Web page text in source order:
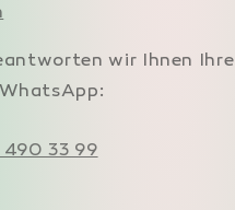
wir Ihnen Ihre
490 33 99